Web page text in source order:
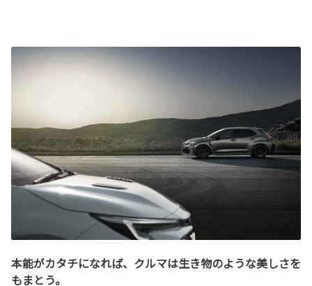
本能がカタチになれば、クルマは生き物のような美しさを
もまとう。